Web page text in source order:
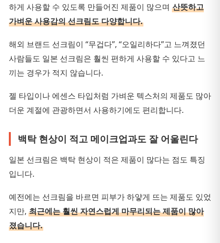
하게 사용할 수 있도록 만들어진 제품이 많으며 산뜻하고
가벼운 사용감의 선크림도 다양합니다.
해외 브랜드 선크림이 “무겁다”, “오일리하다”고 느껴졌던
사람들도 일본 선크림은 훨씬 편하게 사용할 수 있다고 느
끼는 경우가 적지 않습니다.
젤 타입이나 에센스 타입처럼 가벼운 텍스처의 제품도 많아
더운 계절에 관광하면서 사용하기에도 편리합니다.
백탁 현상이 적고 메이크업과도 잘 어울린다
일본 선크림은 백탁 현상이 적은 제품이 많다는 점도 특징
입니다.
예전에는 선크림을 바르면 피부가 하얗게 뜨는 제품도 있었
지만, 최근에는 훨씬 자연스럽게 마무리되는 제품이 많아
졌습니다.